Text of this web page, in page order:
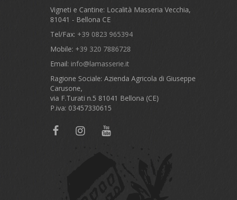
Vigneti e Cantine: Località Masseria Vecchia,
81041 - Bellona CE
Tel/Fax: +39 0823 965394
Mobile: +39 320 7886728
Email: info@lamasserie.it
Ragione Sociale: Azienda Agricola di Giuseppe
Carusone,
via F.Turati n.5 81041 Bellona (CE)
P.iva: 03457330615